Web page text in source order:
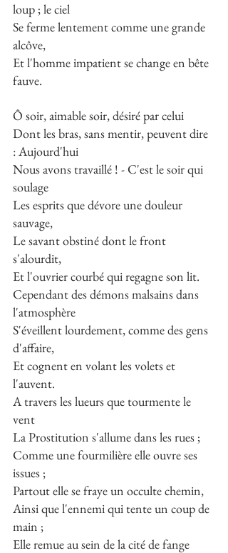
loup ; le ciel
Se ferme lentement comme une grande
alcôve,
Et l'homme impatient se change en bête
fauve.
Ô soir, aimable soir, désiré par celui
Dont les bras, sans mentir, peuvent dire
: Aujourd'hui
Nous avons travaillé ! - C'est le soir qui
soulage
Les esprits que dévore une douleur
sauvage,
Le savant obstiné dont le front
s'alourdit,
Et l'ouvrier courbé qui regagne son lit.
Cependant des démons malsains dans
l'atmosphère
S'éveillent lourdement, comme des gens
d'affaire,
Et cognent en volant les volets et
l'auvent.
A travers les lueurs que tourmente le
vent
La Prostitution s'allume dans les rues ;
Comme une fourmilière elle ouvre ses
issues ;
Partout elle se fraye un occulte chemin,
Ainsi que l'ennemi qui tente un coup de
main ;
Elle remue au sein de la cité de fange